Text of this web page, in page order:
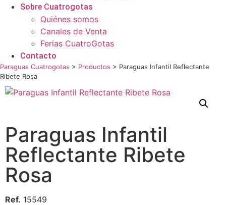
Sobre Cuatrogotas
Quiénes somos
Canales de Venta
Ferias CuatroGotas
Contacto
Paraguas Cuatrogotas > Productos > Paraguas Infantil Reflectante
Ribete Rosa
Paraguas Infantil
Reflectante Ribete
Rosa
Ref. 15549